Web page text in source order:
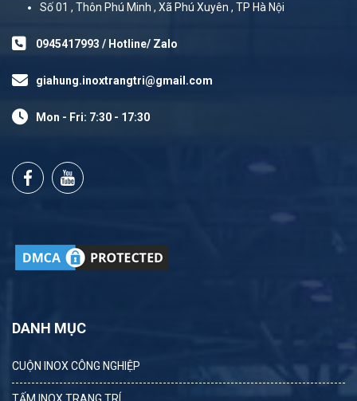
Số 01 , Thôn Phú Minh , Xã Phú Xuyên , TP Hà Nội
0945417993 / Hotline/ Zalo
giahung.inoxtrangtri@gmail.com
Mon - Fri: 7:30 - 17:30
DANH MỤC
CUỘN INOX CÔNG NGHIỆP